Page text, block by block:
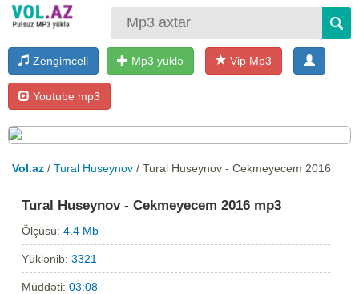
Zengimcell Mp3 yüklə Vip Mp3
Youtube mp3
Vol.az / Tural Huseynov / Tural Huseynov - Cekmeyecem 2016
Tural Huseynov - Cekmeyecem 2016 mp3
Ölçüsü:4.4 Mb
Yüklənib:3321
Müddəti:03:08